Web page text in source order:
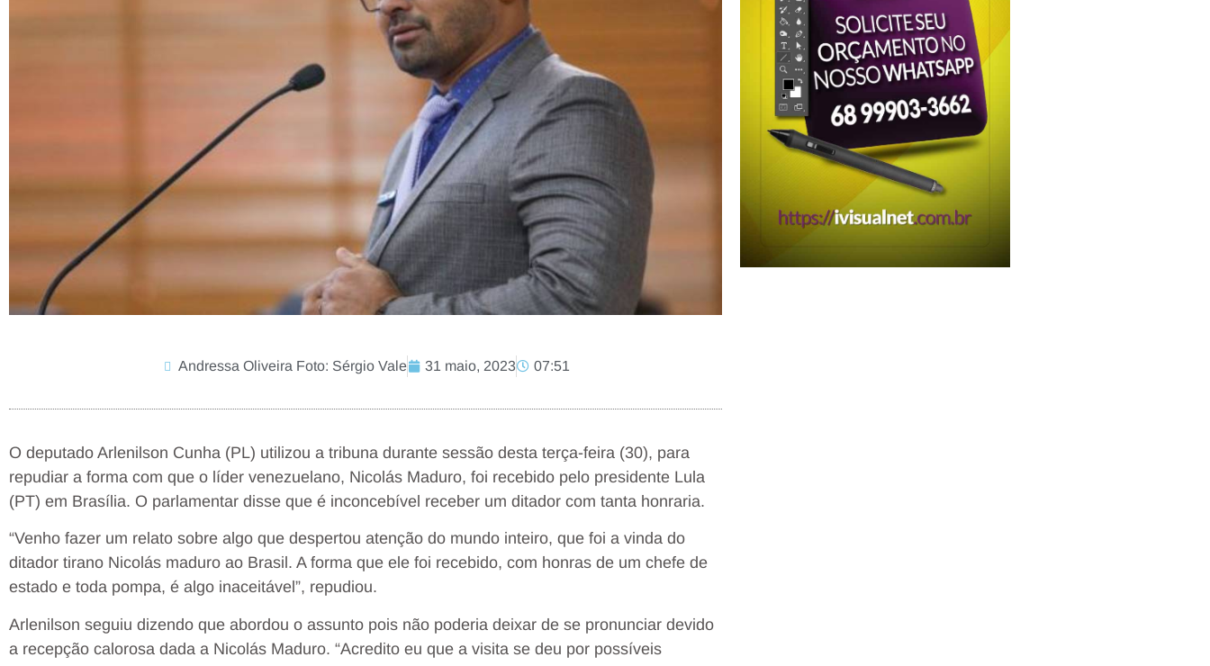
Andressa Oliveira Foto: Sérgio Vale 31 maio, 2023 07:51
O deputado Arlenilson Cunha (PL) utilizou a tribuna durante sessão desta terça-feira (30), para
repudiar a forma com que o líder venezuelano, Nicolás Maduro, foi recebido pelo presidente Lula
(PT) em Brasília. O parlamentar disse que é inconcebível receber um ditador com tanta honraria.
“Venho fazer um relato sobre algo que despertou atenção do mundo inteiro, que foi a vinda do
ditador tirano Nicolás maduro ao Brasil. A forma que ele foi recebido, com honras de um chefe de
estado e toda pompa, é algo inaceitável”, repudiou.
Arlenilson seguiu dizendo que abordou o assunto pois não poderia deixar de se pronunciar devido
a recepção calorosa dada a Nicolás Maduro. “Acredito eu que a visita se deu por possíveis